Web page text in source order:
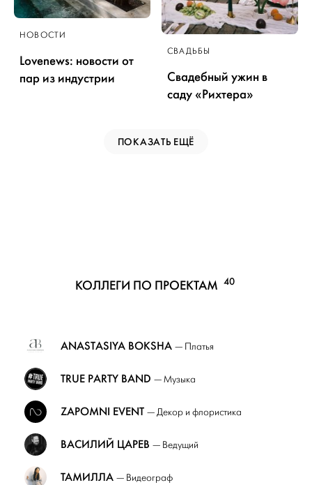
СВАДЬБЫ
Свадебный ужин в
саду «Рихтера»
НОВОСТИ
Lovenews: новости от
пар из индустрии
ПОКАЗАТЬ ЕЩЁ
КОЛЛЕГИ ПО ПРОЕКТАМ 40
ANASTASIYA BOKSHA — Платья
TRUE PARTY BAND — Музыка
ZAPOMNI EVENT — Декор и флористика
ВАСИЛИЙ ЦАРЕВ — Ведущий
ТАМИЛЛА — Видеограф